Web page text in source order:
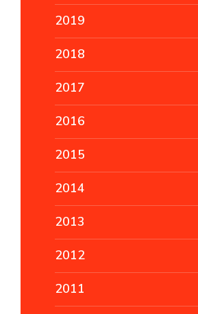
2019
2018
2017
2016
2015
2014
2013
2012
2011